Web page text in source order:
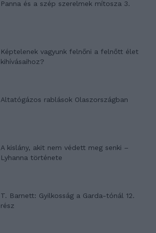
Panna és a szép szerelmek mítosza 3.
Képtelenek vagyunk felnőni a felnőtt élet
kihívásaihoz?
Altatógázos rablások Olaszországban
A kislány, akit nem védett meg senki –
Lyhanna története
T. Barnett: Gyilkosság a Garda-tónál 12.
rész